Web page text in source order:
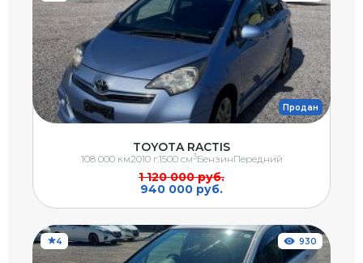
Продан
TOYOTA RACTIS
1 120 000 руб.
940 000 руб.
108 000 км2010 г.1500 см3БензинПередний
4 930